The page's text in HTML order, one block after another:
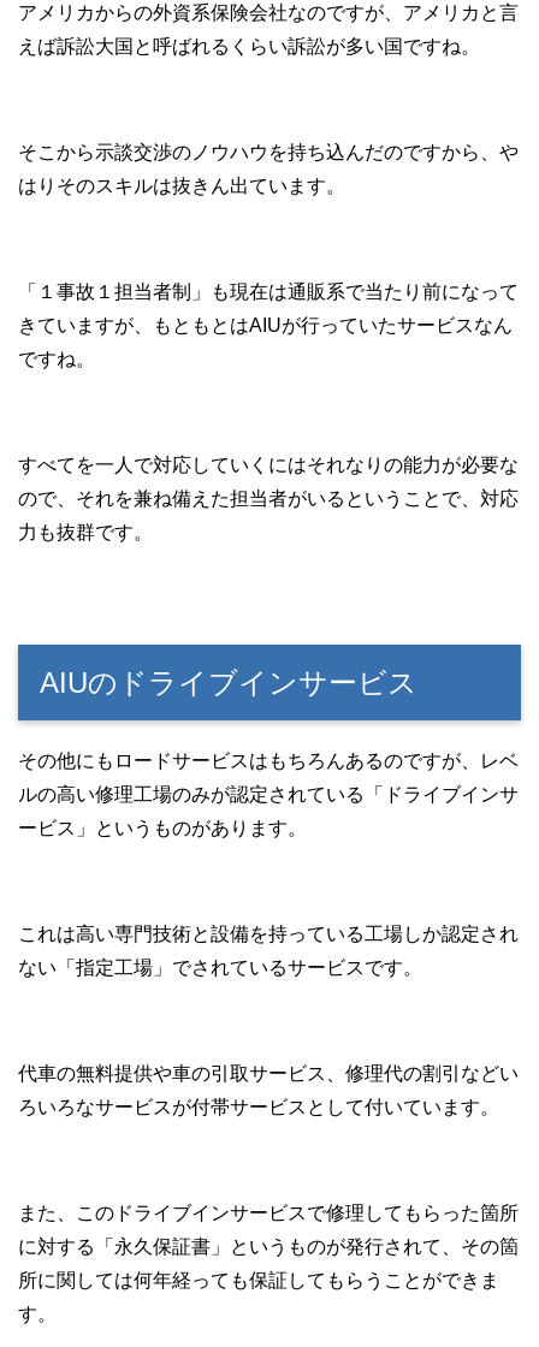
アメリカからの外資系保険会社なのですが、アメリカと言
えば訴訟大国と呼ばれるくらい訴訟が多い国ですね。
そこから示談交渉のノウハウを持ち込んだのですから、や
はりそのスキルは抜きん出ています。
「１事故１担当者制」も現在は通販系で当たり前になって
きていますが、もともとはAIUが行っていたサービスなん
ですね。
すべてを一人で対応していくにはそれなりの能力が必要な
ので、それを兼ね備えた担当者がいるということで、対応
力も抜群です。
AIUのドライブインサービス
その他にもロードサービスはもちろんあるのですが、レベ
ルの高い修理工場のみが認定されている「ドライブインサ
ービス」というものがあります。
これは高い専門技術と設備を持っている工場しか認定され
ない「指定工場」でされているサービスです。
代車の無料提供や車の引取サービス、修理代の割引などい
ろいろなサービスが付帯サービスとして付いています。
また、このドライブインサービスで修理してもらった箇所
に対する「永久保証書」というものが発行されて、その箇
所に関しては何年経っても保証してもらうことができま
す。